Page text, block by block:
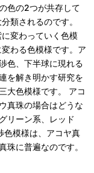
色の2つが共存して
類されるのです。
変わっていく色模
わる色模様です。ア
色、下半球に現れる
を解き明かす研究を
大色模様です。 アコ
真珠の場合はどうな
リーン系、レッド
色模様は、アコヤ真
珠に普遍なのです。